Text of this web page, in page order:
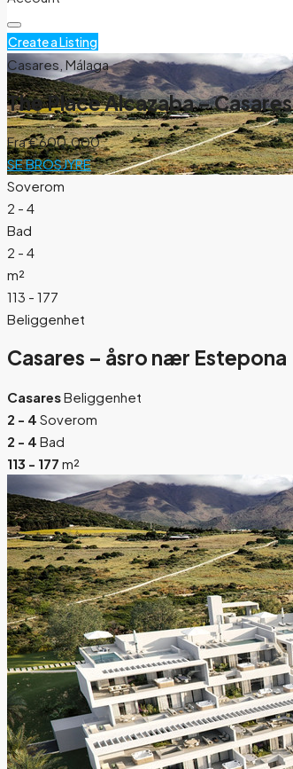
Create a Listing
Casares, Málaga
The Place Alcazaba – Casares
Fra€600.000
SE BROSJYRE
Soverom
2 - 4
Bad
2 - 4
m²
113 - 177
Beliggenhet
Casares – åsro nær Estepona
CasaresBeliggenhet
2 - 4 Soverom
2 - 4 Bad
113 - 177 m²